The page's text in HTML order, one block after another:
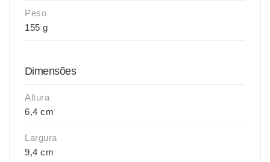
Peso
155 g
Dimensões
Altura
6,4 cm
Largura
9,4 cm